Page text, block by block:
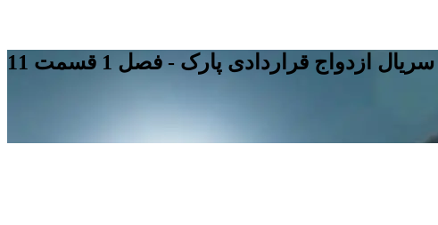
سریال ازدواج قراردادی پارک - فصل 1 قسمت 11